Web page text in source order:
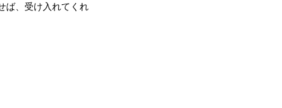
ば、受け入れてくれ